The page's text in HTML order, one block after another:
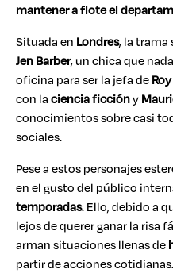
mantener a flote el
Situada en Londres, la trama
Jen Barber, un chica que
oficina para ser la jefa de
con laciencia ficcióny
conocimientos sobre casi
sociales.
Pese a estos personajes
en el gusto del público
temporadas. Ello, debido a
lejos de querer ganar la risa
arman situaciones llenas de
partir de acciones cotidianas.